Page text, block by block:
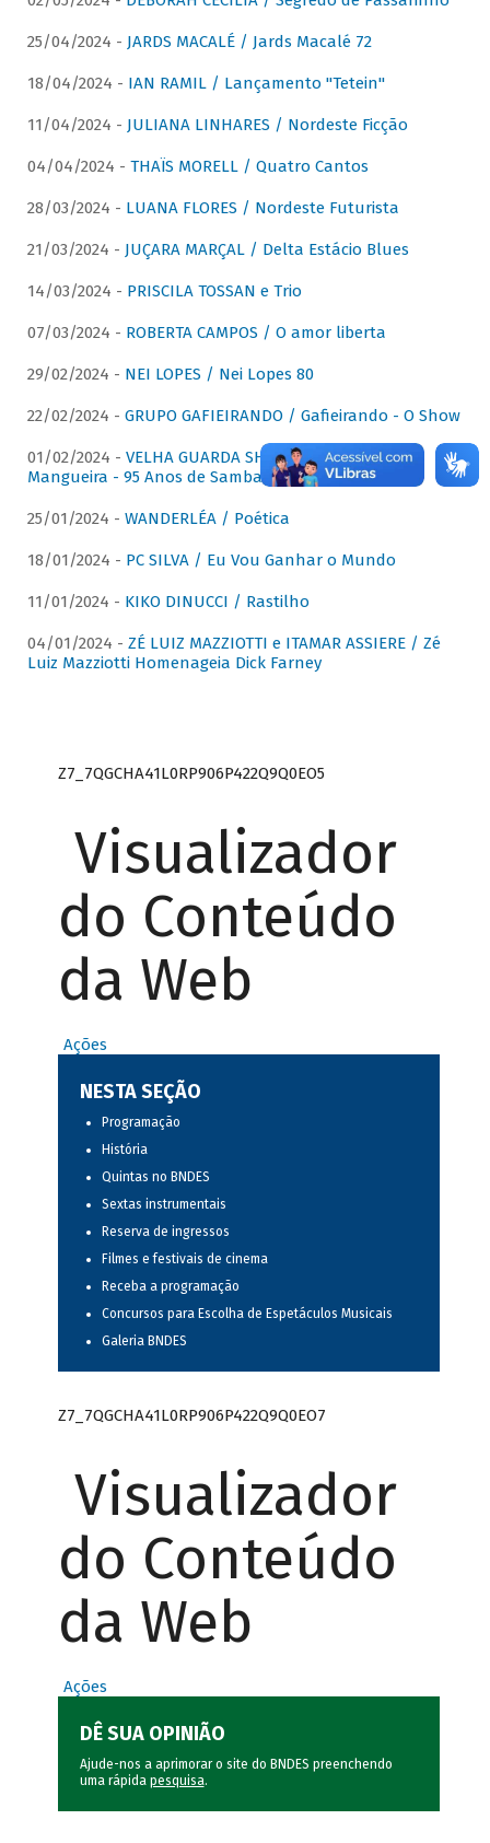
25/04/2024 - JARDS MACALÉ / Jards Macalé 72
18/04/2024 - IAN RAMIL / Lançamento "Tetein"
11/04/2024 - JULIANA LINHARES / Nordeste Ficção
04/04/2024 - THAÏS MORELL / Quatro Cantos
28/03/2024 - LUANA FLORES / Nordeste Futurista
21/03/2024 - JUÇARA MARÇAL / Delta Estácio Blues
14/03/2024 - PRISCILA TOSSAN e Trio
07/03/2024 - ROBERTA CAMPOS / O amor liberta
29/02/2024 - NEI LOPES / Nei Lopes 80
22/02/2024 - GRUPO GAFIEIRANDO / Gafieirando - O Show
01/02/2024 - VELHA GUARDA SHOW DA MANGUEIRA /
Mangueira - 95 Anos de Samba
25/01/2024 - WANDERLÉA / Poética
18/01/2024 - PC SILVA / Eu Vou Ganhar o Mundo
11/01/2024 - KIKO DINUCCI / Rastilho
04/01/2024 - ZÉ LUIZ MAZZIOTTI e ITAMAR ASSIERE / Zé
Luiz Mazziotti Homenageia Dick Farney
Z7_7QGCHA41L0RP906P422Q9Q0EO5
Visualizador
do Conteúdo
da Web
Ações
NESTA SEÇÃO
Programação
História
Quintas no BNDES
Sextas instrumentais
Reserva de ingressos
Filmes e festivais de cinema
Receba a programação
Concursos para Escolha de Espetáculos Musicais
Galeria BNDES
Z7_7QGCHA41L0RP906P422Q9Q0EO7
Visualizador
do Conteúdo
da Web
Ações
DÊ SUA OPINIÃO
Ajude-nos a aprimorar o site do BNDES preenchendo
uma rápida pesquisa.